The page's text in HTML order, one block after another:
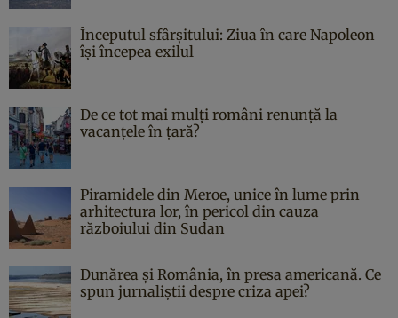
Începutul sfârşitului: Ziua în care Napoleon
îşi începea exilul
De ce tot mai mulți români renunță la
vacanțele în țară?
Piramidele din Meroe, unice în lume prin
arhitectura lor, în pericol din cauza
războiului din Sudan
Dunărea și România, în presa americană. Ce
spun jurnaliștii despre criza apei?